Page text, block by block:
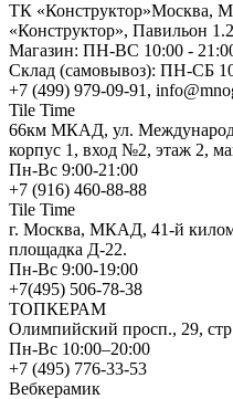
ТК «Конструктор»Москва,
«Конструктор», Павильон
Магазин: ПН-ВС 10:00 -
Склад (самовывоз): ПН-СБ
+7 (499) 979-09-91,
Tile Time
66км МКАД, ул.
корпус 1, вход №2, этаж 2,
Пн-Вс 9:00-21:00
+7 (916) 460-88-88
Tile Time
г. Москва, МКАД, 41-й
площадка Д-22.
Пн-Вс 9:00-19:00
+7(495) 506-78-38
ТОПКЕРАМ
Олимпийский просп., 29,
Пн-Вс 10:00–20:00
+7 (495) 776-33-53
Вебкерамик